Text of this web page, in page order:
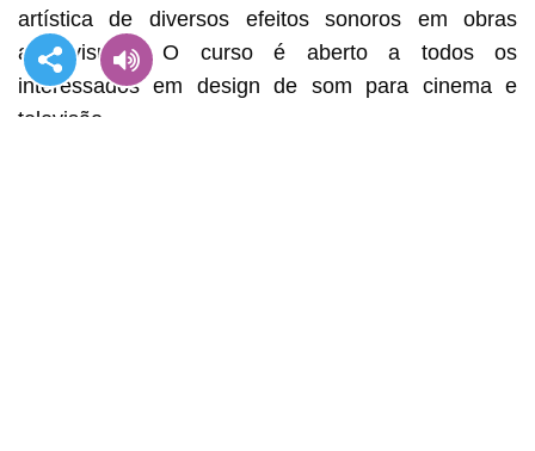
artística de diversos efeitos sonoros em obras
audiovisuais. O curso é aberto a todos os
interessados em design de som para cinema e
televisão.